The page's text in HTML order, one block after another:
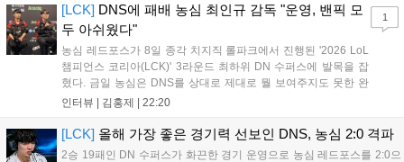
[LCK] DNS에 패배 농심 최인규 감독 "운영, 밴픽 모
두 아쉬웠다"
농심 레드포스가 8일 종각 치지직 롤파크에서 진행된 '2026 LoL
챔피언스 코리아(LCK)' 3라운드 최하위 DN 수퍼스에 발목을 잡
혔다. 금일 농심은 DNS를 상대로 제대로 뭘 보여주지도 못한 완
패를 당하고 말았다. 이하 농심 레드포스 최인규 감독과 '리헨즈'
인규 감독 : 모든 경...
인터뷰 | 김홍제 | 22:20
1
[LCK] 올해 가장 좋은 경기력 선보인 DNS, 농심 2:0 격파
2승 19패인 DN 수퍼스가 화끈한 경기 운영으로 농심 레드포스를 2:0으